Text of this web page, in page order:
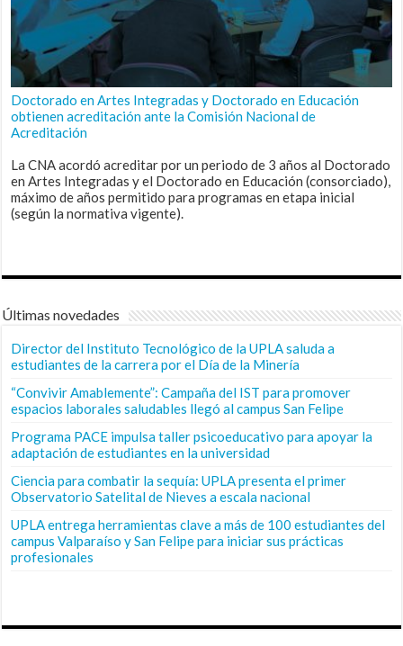
Doctorado en Artes Integradas y Doctorado en Educación
obtienen acreditación ante la Comisión Nacional de
Acreditación
La CNA acordó acreditar por un periodo de 3 años al Doctorado
en Artes Integradas y el Doctorado en Educación (consorciado),
máximo de años permitido para programas en etapa inicial
(según la normativa vigente).
Últimas novedades
Director del Instituto Tecnológico de la UPLA saluda a
estudiantes de la carrera por el Día de la Minería
“Convivir Amablemente”: Campaña del IST para promover
espacios laborales saludables llegó al campus San Felipe
Programa PACE impulsa taller psicoeducativo para apoyar la
adaptación de estudiantes en la universidad
Ciencia para combatir la sequía: UPLA presenta el primer
Observatorio Satelital de Nieves a escala nacional
UPLA entrega herramientas clave a más de 100 estudiantes del
campus Valparaíso y San Felipe para iniciar sus prácticas
profesionales